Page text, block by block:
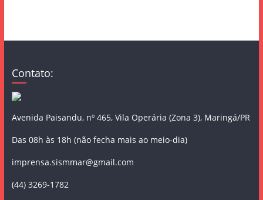
Contato:
Avenida Paisandu, nº 465, Vila Operária (Zona 3), Maringá/PR
Das 08h às 18h (não fecha mais ao meio-dia)
imprensa.sismmar@gmail.com
(44) 3269-1782